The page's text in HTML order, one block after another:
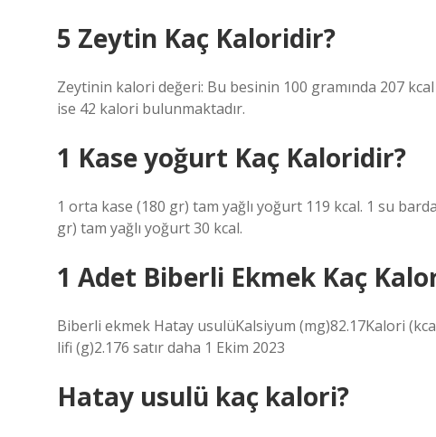
5 Zeytin Kaç Kaloridir?
Zeytinin kalori değeri: Bu besinin 100 gramında 207
ise 42 kalori bulunmaktadır.
1 Kase yoğurt Kaç Kaloridir?
1 orta kase (180 gr) tam yağlı yoğurt 119 kcal. 1 su
gr) tam yağlı yoğurt 30 kcal.
1 Adet Biberli Ekmek Kaç
Biberli ekmek Hatay usulüKalsiyum (mg)82.17Kalori
lifi (g)2.176 satır daha 1 Ekim 2023
Hatay usulü kaç kalori?